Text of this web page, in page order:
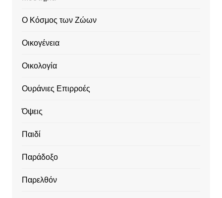
Ο Κόσμος των Ζώων
Οικογένεια
Οικολογία
Ουράνιες Επιρροές
Όψεις
Παιδί
Παράδοξο
Παρελθόν